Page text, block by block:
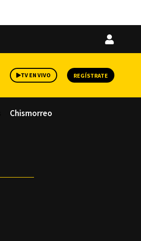
Iniciar
TV EN VIVO REGÍSTRATE
Chismorreo